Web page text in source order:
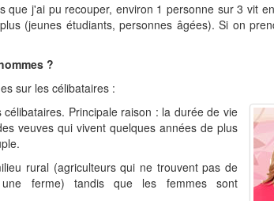
que j'ai pu recouper, environ 1 personne sur 3 vit
(jeunes étudiants, personnes âgées). Si on
?
sur les célibataires :
Principale raison : la durée de vie
veuves qui vivent quelques années de plus
rural (agriculteurs qui ne trouvent pas de
ferme) tandis que les femmes sont